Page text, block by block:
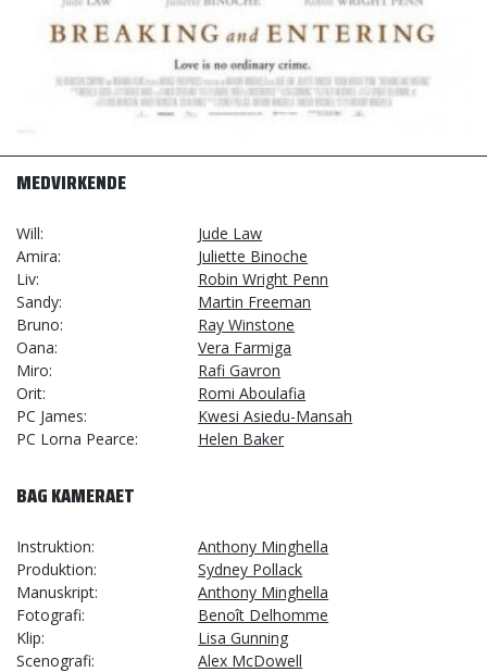
MEDVIRKENDE
Will
Jude Law
Amira
Juliette Binoche
Liv
Robin Wright Penn
Sandy
Martin Freeman
Bruno
Ray Winstone
Oana
Vera Farmiga
Miro
Rafi Gavron
Orit
Romi Aboulafia
PC James
Kwesi Asiedu-Mansah
PC Lorna Pearce
Helen Baker
BAG KAMERAET
Instruktion
Anthony Minghella
Produktion
Sydney Pollack
Manuskript
Anthony Minghella
Fotografi
Benoît Delhomme
Klip
Lisa Gunning
Scenografi
Alex McDowell